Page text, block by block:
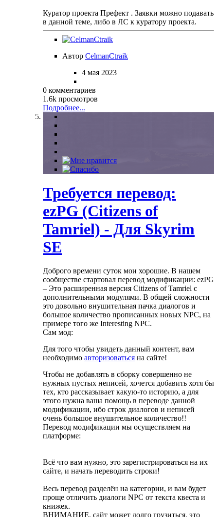
Куратор проекта Префект . Заявки можно подавать
в данной теме, либо в ЛС к куратору проекта.
Автор CelmanCtraik
4 мая 2023
0 комментариев
1.6k просмотров
Подробнее...
Требуется перевод:
ezPG (Citizens of
Tamriel) - Для Skyrim
SE
Доброго времени суток мои хорошие. В нашем
сообществе стартовал перевод модификации: ezPG
– Это расширенная версия Citizens of Tamriel с
дополнительными модулями. В общей сложности
это довольно внушительная пачка диалогов и
большое количество прописанных новых NPC, на
примере того же Interesting NPC.
Сам мод:
Для того чтобы увидеть данный контент, вам
необходимо авторизоваться на сайте!
Чтобы не добавлять в сборку совершенно не
нужных пустых неписей, хочется добавить хотя бы
тех, кто рассказывает какую-то историю, а для
этого нужна ваша помощь в переводе данной
модификации, ибо строк диалогов и неписей
очень большое внушительное количество!!
Перевод модификации мы осуществляем на
платформе:
Всё что вам нужно, это зарегистрироваться на их
сайте, и начать переводить строки!
Весь перевод разделён на категории, и вам будет
проще отличить диалоги NPC от текста квеста и
книжек.
ВНИМАНИЕ, сайт может долго грузиться, это